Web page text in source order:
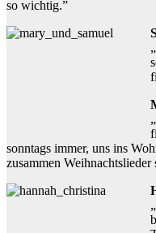
so wichtig.”
sonntags immer, uns ins
zusammen Weihnachtslieder